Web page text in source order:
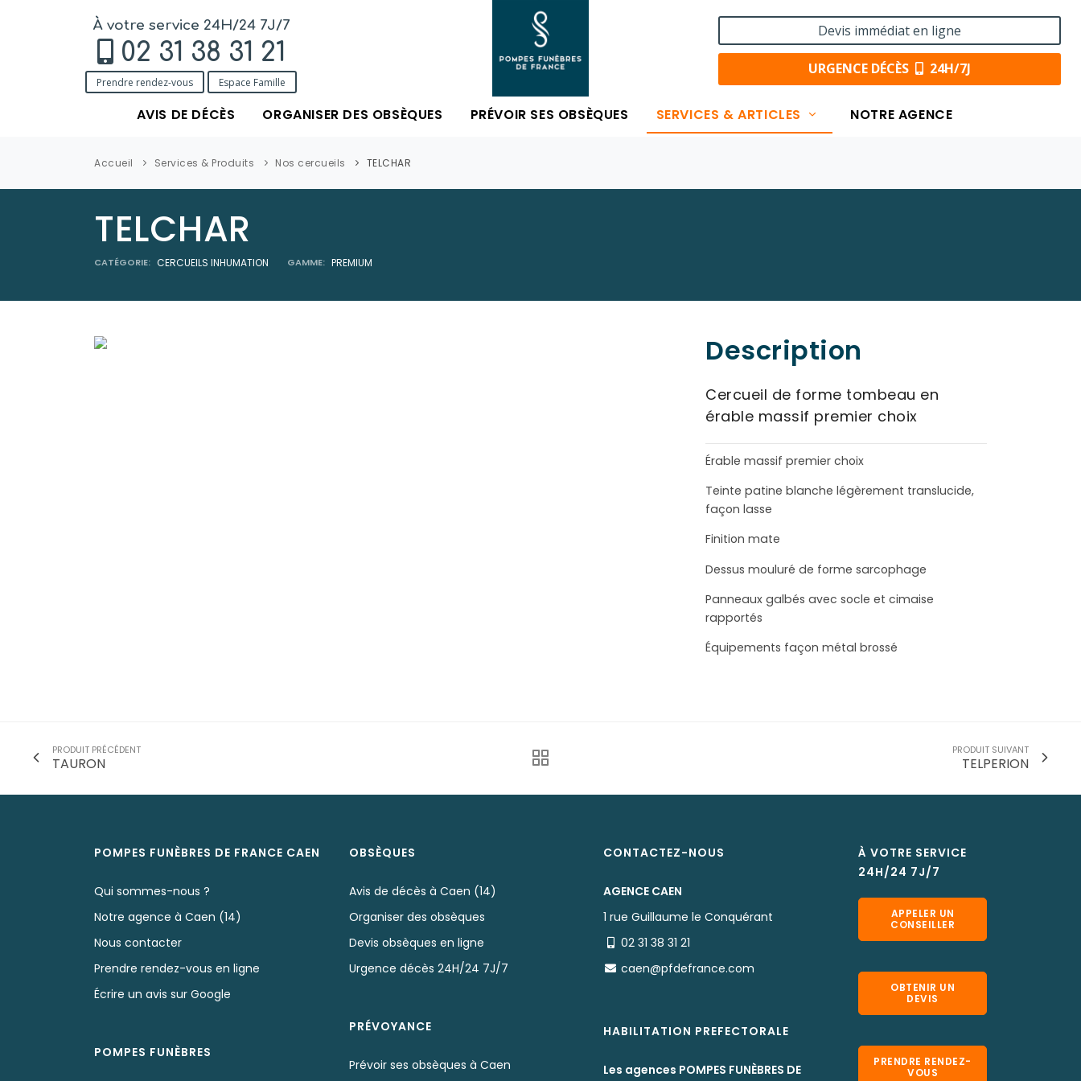
À votre service 24H/24 7J/7
02 31 38 31 21
Prendre rendez-vous Espace Famille
Devis immédiat en ligne
URGENCE DÉCÈS 24H/7J
AVIS DE DÉCÈS ORGANISER DES OBSÈQUES PRÉVOIR SES OBSÈQUES SERVICES & ARTICLES NOTRE AGENCE
Accueil Services & Produits Nos cercueils TELCHAR
TELCHAR
CATÉGORIE: CERCUEILS INHUMATION GAMME: PREMIUM
Description
Cercueil de forme tombeau en
érable massif premier choix
Érable massif premier choix
Teinte patine blanche légèrement translucide,
façon lasse
Finition mate
Dessus mouluré de forme sarcophage
Panneaux galbés avec socle et cimaise
rapportés
Équipements façon métal brossé
PRODUIT PRÉCÉDENT
TAURON
PRODUIT SUIVANT
TELPERION
POMPES FUNÈBRES DE FRANCE CAEN
Qui sommes-nous ?
Notre agence à Caen (14)
Nous contacter
Prendre rendez-vous en ligne
Écrire un avis sur Google
POMPES FUNÈBRES
OBSÈQUES
Avis de décès à Caen (14)
Organiser des obsèques
Devis obsèques en ligne
Urgence décès 24H/24 7J/7
PRÉVOYANCE
Prévoir ses obsèques à Caen
CONTACTEZ-NOUS
AGENCE CAEN
1 rue Guillaume le Conquérant
02 31 38 31 21
caen@pfdefrance.com
HABILITATION PREFECTORALE
Les agences POMPES FUNÈBRES DE
À VOTRE SERVICE
24H/24 7J/7
APPELER UN
CONSEILLER
OBTENIR UN
DEVIS
PRENDRE RENDEZ-
VOUS